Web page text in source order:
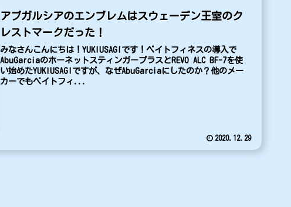
アブガルシアのエンブレムはスウェーデン王室のク
レストマークだった！
みなさんこんにちは！YUKIUSAGIです！ベイトフィネスの導入で
AbuGarciaのホーネットスティンガープラスとREVO ALC BF-7を使
い始めたYUKIUSAGIですが、なぜAbuGarciaにしたのか？他のメー
カーでもベイトフィ...
2020.12.29